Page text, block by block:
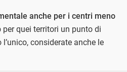
anche per i centri meno
quei territori un punto di
considerate anche le